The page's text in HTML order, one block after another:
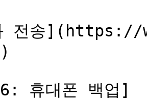
송](https://
휴대폰 백업]